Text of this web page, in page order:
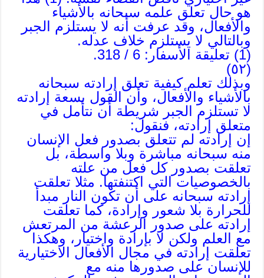
هو حال تعلق علمه سبحانه بالأشياء
والأفعال، وقد عرفت أنه لا يستلزم الجبر
وبالتالي لا يستلزم خلاف عدله.
(1) تعليقة الأسفار: 6 / 318.
(٥٢)
وبذلك تعلم كيفية تعلق إرادته سبحانه
بالأشياء والأفعال، وأن القول بسعة إرادته
لا تستلزم الجبر شريطة أن نتأمل في
متعلق إرادته، فنقول:
إن إرادته لم تتعلق بصدور فعل الإنسان
منه سبحانه مباشرة وبلا واسطة، بل
تعلقت بصدور كل فعل من علته
بالخصوصيات التي اكتنفتها. مثلا تعلقت
إرادته سبحانه على أن تكون النار مبدأ
للحرارة بلا شعور وإرادة، كما تعلقت
إرادته على صدور الرعشة من المرتعش
مع العلم ولكن لا بإرادة واختيار، وهكذا
تعلقت إرادته في مجال الأفعال الاختيارية
للإنسان على صدورها منه مع